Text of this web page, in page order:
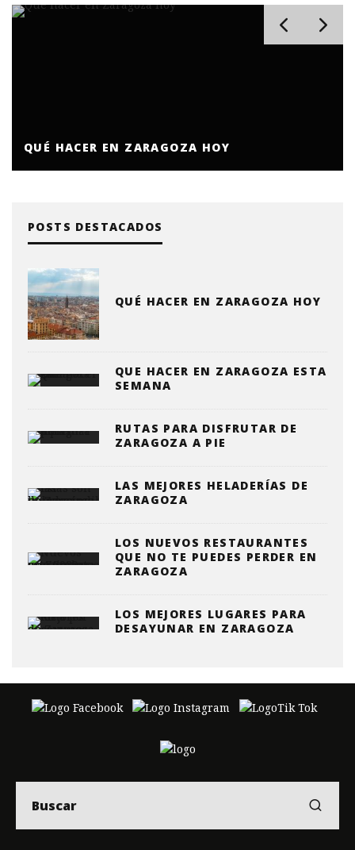
QUÉ HACER EN ZARAGOZA HOY
POSTS DESTACADOS
QUÉ HACER EN ZARAGOZA HOY
QUE HACER EN ZARAGOZA ESTA
SEMANA
RUTAS PARA DISFRUTAR DE
ZARAGOZA A PIE
LAS MEJORES HELADERÍAS DE
ZARAGOZA
LOS NUEVOS RESTAURANTES
QUE NO TE PUEDES PERDER EN
ZARAGOZA
LOS MEJORES LUGARES PARA
DESAYUNAR EN ZARAGOZA